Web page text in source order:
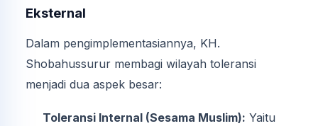
Eksternal
Dalam pengimplementasiannya, KH.
Shobahussurur membagi wilayah toleransi
menjadi dua aspek besar:
Toleransi Internal (Sesama Muslim): Yaitu